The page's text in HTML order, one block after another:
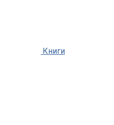
Книги